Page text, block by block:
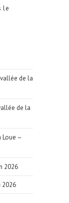
le
de la
de la
Loue –
2026
2026